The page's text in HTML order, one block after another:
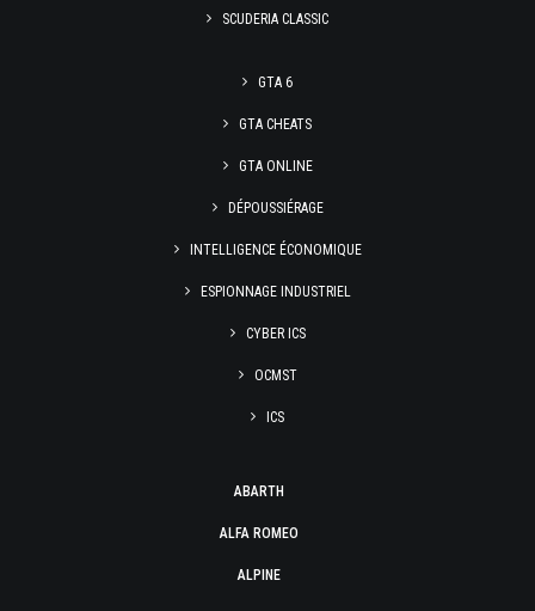
SCUDERIA CLASSIC
GTA 6
GTA CHEATS
GTA ONLINE
DÉPOUSSIÉRAGE
INTELLIGENCE ÉCONOMIQUE
ESPIONNAGE INDUSTRIEL
CYBER ICS
OCMST
ICS
ABARTH
ALFA ROMEO
ALPINE